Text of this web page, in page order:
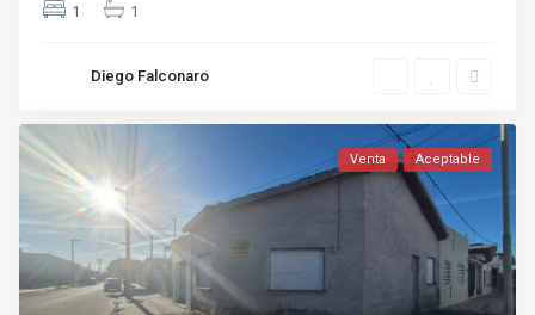
1 1
Diego Falconaro
Venta Aceptable